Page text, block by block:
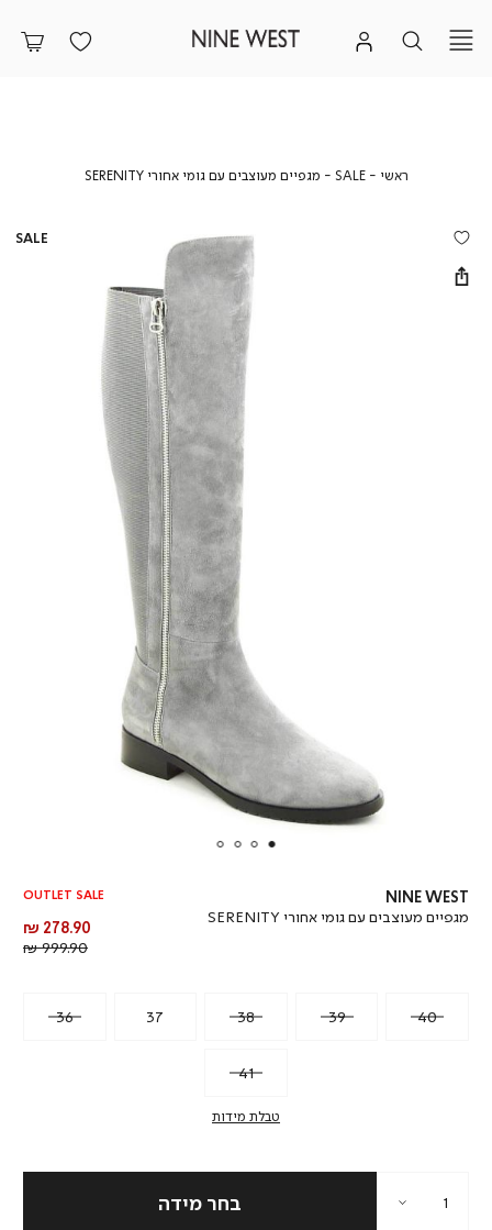
ראשי ראשי
SALE
SALE
מגפיים מעוצבים עם גומי אחורי SERENITY
NINE WEST
מגפיים מעוצבים עם גומי אחורי SERENITY
OUTLET SALE
מחיר
מוצר
278.90 ₪
999.90 ₪
36 37 38 39 40
41
טבלת מידות
SALE